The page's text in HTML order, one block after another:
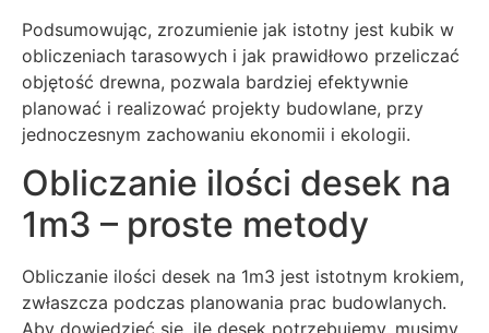
Podsumowując, zrozumienie jak istotny jest kubik w
obliczeniach tarasowych i jak prawidłowo przeliczać
objętość drewna, pozwala bardziej efektywnie
planować i realizować projekty budowlane, przy
jednoczesnym zachowaniu ekonomii i ekologii.
Obliczanie ilości desek na
1m3 – proste metody
Obliczanie ilości desek na 1m3 jest istotnym krokiem,
zwłaszcza podczas planowania prac budowlanych.